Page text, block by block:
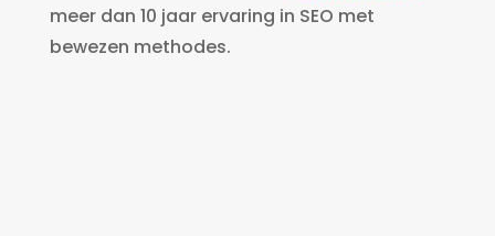
meer dan 10 jaar ervaring in SEO met
bewezen methodes.